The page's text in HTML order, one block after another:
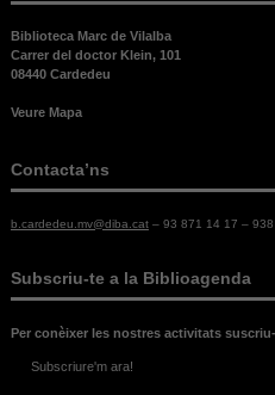
Biblioteca Marc de Vilalba
Carrer del doctor Klein, 101
08440 Cardedeu
Veure Mapa
Contacta’ns
b.cardedeu.mv@diba.cat– 93 871 14 17 –
Subscriu-te a la Biblioagenda
Per conèixer les nostres activitats
Subscriure'm ara!